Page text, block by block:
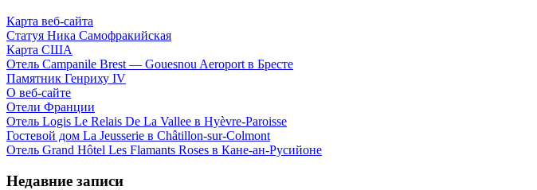
Карта веб-сайта
Статуя Ника Самофракийская
Карта США
Отель Campanile Brest — Gouesnou Aeroport в Бресте
Памятник Генриху IV
О веб-сайте
Отели Франции
Отель Logis Le Relais De La Vallee в Hyèvre-Paroisse
Гостевой дом La Jeusserie в Châtillon-sur-Colmont
Отель Grand Hôtel Les Flamants Roses в Кане-ан-Русийоне
Недавние записи